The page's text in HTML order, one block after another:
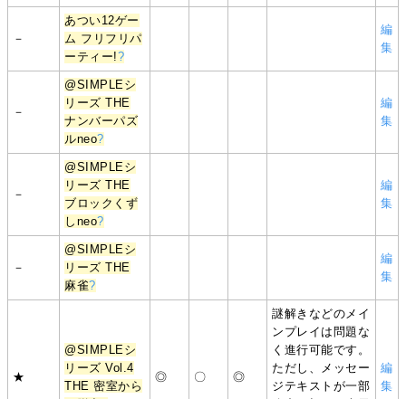
－
あつい12ゲー
ム フリフリパ
ーティー!?
編
集
－
@SIMPLEシ
リーズ THE
ナンバーパズ
ルneo?
編
集
－
@SIMPLEシ
リーズ THE
ブロックくず
しneo?
編
集
－
@SIMPLEシ
リーズ THE
麻雀?
編
集
★
@SIMPLEシ
リーズ Vol.4
THE 密室から
◎ 〇 ◎
謎解きなどのメイ
ンプレイは問題な
く進行可能です。
ただし、メッセー
ジテキストが一部
編
集